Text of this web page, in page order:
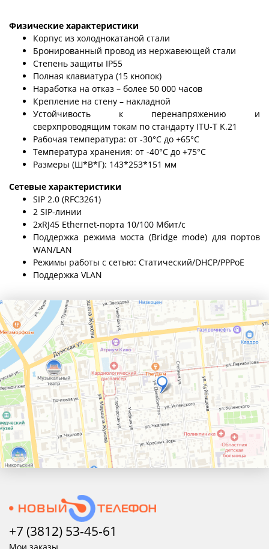
Физические характеристики
Корпус из холоднокатаной стали
Бронированный провод из нержавеющей стали
Степень защиты IP55
Полная клавиатура (15 кнопок)
Наработка на отказ – более 50 000 часов
Крепление на стену – накладной
Устойчивость к перенапряжению и
сверхпроводящим токам по стандарту ITU-T K.21
Рабочая температура: от -30°C до +65°C
Температура хранения: от -40°C до +75°C
Размеры (Ш*В*Г): 143*253*151 мм
Сетевые характеристики
SIP 2.0 (RFC3261)
2 SIP-линии
2хRJ45 Ethernet-порта 10/100 Мбит/с
Поддержка режима моста (Bridge mode) для портов
WAN/LAN
Режимы работы с сетью: Статический/DHCP/PPPoE
Поддержка VLAN
+7 (3812) 53-45-61